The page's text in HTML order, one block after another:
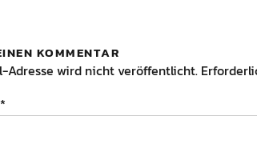
KOMMENTAR
Adresse wird nicht veröffentlicht.
*